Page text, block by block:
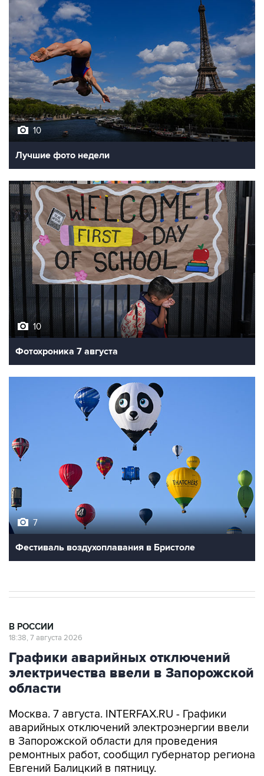
10
Лучшие фото недели
10
Фотохроника 7 августа
7
Фестиваль воздухоплавания в Бристоле
В РОССИИ
18:38, 7 августа 2026
Графики аварийных отключений
электричества ввели в Запорожской
области
Москва. 7 августа. INTERFAX.RU - Графики
аварийных отключений электроэнергии ввели
в Запорожской области для проведения
ремонтных работ, сообщил губернатор региона
Евгений Балицкий в пятницу.